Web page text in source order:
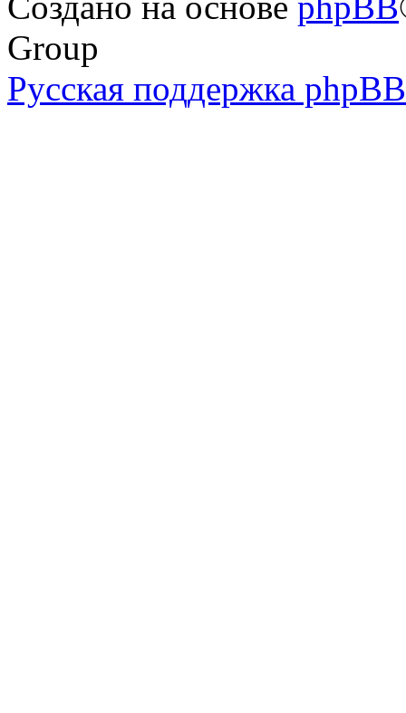
Group
Русская поддержка phpBB